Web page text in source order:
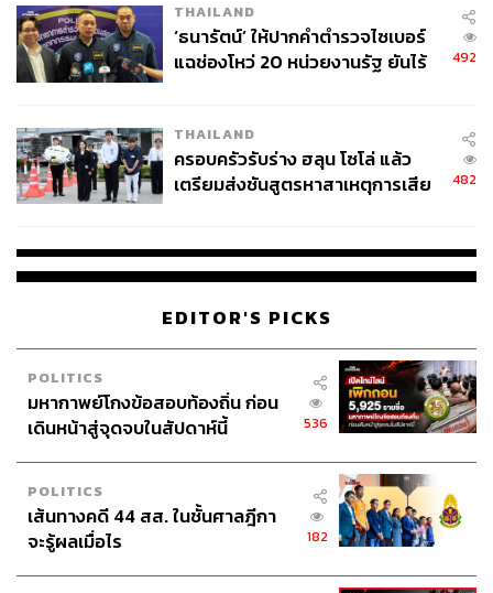
จ่ายหนี้-แอบระบุแบรนด์
THAILAND
‘ธนารัตน์’ ให้ปากคำตำรวจไซเบอร์
แฉช่องโหว่ 20 หน่วยงานรัฐ ยันไร้
492
THAILAND
ครอบครัวรับร่าง ฮลุน โซโล่ แล้ว
เตรียมส่งชันสูตรหาสาเหตุการเสีย
482
EDITOR'S PICKS
POLITICS
มหากาพย์โกงข้อสอบท้องถิ่น ก่อน
เดินหน้าสู่จุดจบในสัปดาห์นี้
536
POLITICS
เส้นทางคดี 44 สส. ในชั้นศาลฎีกา
จะรู้ผลเมื่อไร
182